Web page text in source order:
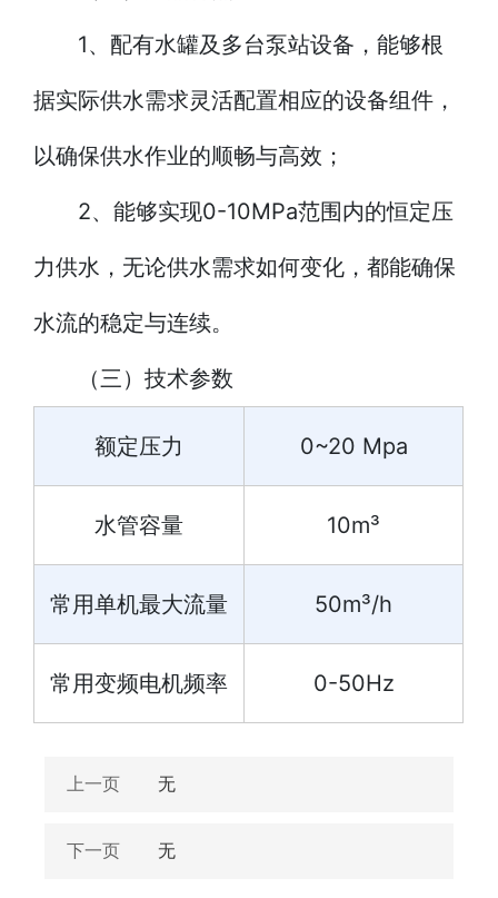
1、配有水罐及多台泵站设备，能够根
据实际供水需求灵活配置相应的设备组件，
以确保供水作业的顺畅与高效；
2、能够实现0-10MPa范围内的恒定压
力供水，无论供水需求如何变化，都能确保
水流的稳定与连续。
（三）技术参数
额定压力 0~20 Mpa
水管容量 10m³
常用单机最大流量 50m³/h
常用变频电机频率 0-50Hz
上一页 无
下一页 无